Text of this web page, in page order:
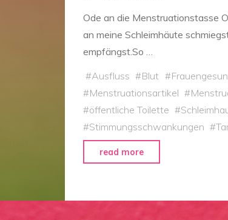
Ode an die Menstruationstasse
an meine Schleimhäute
empfängst.So …
#Ausfluss #Blut #
#Menstruationsartikel #
#öffentliche Toilette #
#Stimmungsschwankungen #
read more